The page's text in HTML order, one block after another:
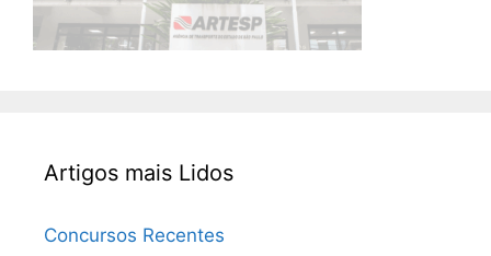
Artigos mais Lidos
Concursos Recentes